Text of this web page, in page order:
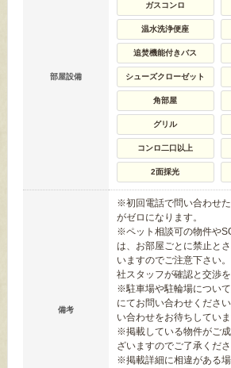
部屋設備
ガスコンロ
温水洗浄便座
追焚機能付きバス
シューズクローゼット
角部屋
グリル
コンロ二口以上
2面採光
備考
※初回電話で問い合わせ
がゼロになります。
※ペット相談可の物件や
は、お部屋ごとに禁止と
いますのでご注意下さい
社スタッフが確認と交渉を
※駐車場や駐輪場につい
にてお問い合わせくださ
い合わせをお待ちしていま
※掲載している物件がご
ざいますのでご了承くださ
※掲載詳細に相違がある